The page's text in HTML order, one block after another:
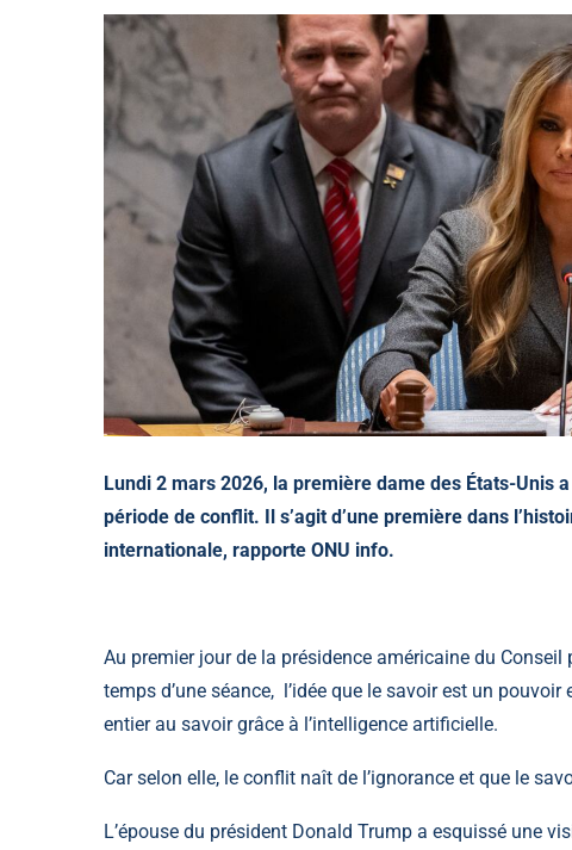
Lundi 2 mars 2026, la première dame des États-Unis
période de conflit. Il s’agit d’une première dans
internationale, rapporte ONU info.
Au premier jour de la présidence américaine du
temps d’une séance, l’idée que le savoir est un
entier au savoir grâce à l’intelligence artificielle.
Car selon elle, le conflit naît de l’ignorance et que le
L’épouse du président Donald Trump a esquissé une